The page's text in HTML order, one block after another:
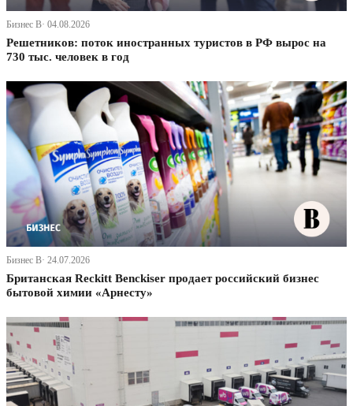
Бизнес В· 04.08.2026
Решетников: поток иностранных туристов в РФ вырос на
730 тыс. человек в год
Бизнес В· 24.07.2026
Британская Reckitt Benckiser продает российский бизнес
бытовой химии «Арнесту»